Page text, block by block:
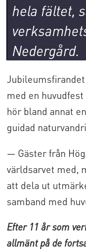
hela fältet,
Nedergård.
med en
hör bland annat
guidad
— Gäster från
världsarvet med,
att dela ut
samband med
Efter 11 år som
allmänt på de